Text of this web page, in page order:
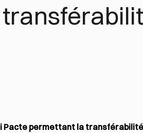
permettant la